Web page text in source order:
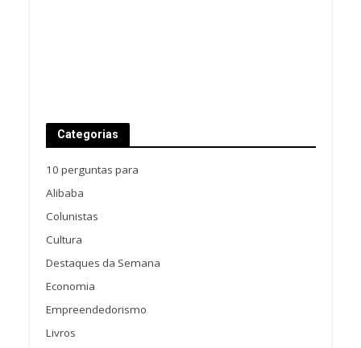
Categorias
10 perguntas para
Alibaba
Colunistas
Cultura
Destaques da Semana
Economia
Empreendedorismo
Livros